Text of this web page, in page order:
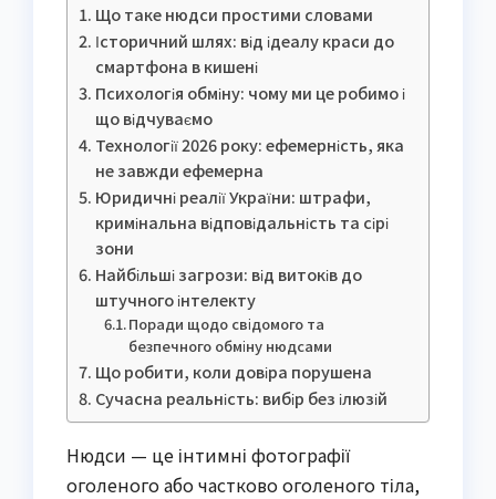
Що таке нюдси простими словами
Історичний шлях: від ідеалу краси до
смартфона в кишені
Психологія обміну: чому ми це робимо і
що відчуваємо
Технології 2026 року: ефемерність, яка
не завжди ефемерна
Юридичні реалії України: штрафи,
кримінальна відповідальність та сірі
зони
Найбільші загрози: від витоків до
штучного інтелекту
Поради щодо свідомого та
безпечного обміну нюдсами
Що робити, коли довіра порушена
Сучасна реальність: вибір без ілюзій
Нюдси — це інтимні фотографії
оголеного або частково оголеного тіла,